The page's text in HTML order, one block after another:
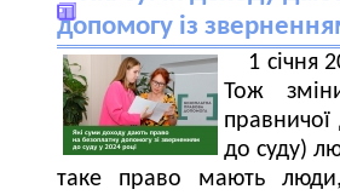
допомогу із
1 січня
Тож
до суду)
таке право мають